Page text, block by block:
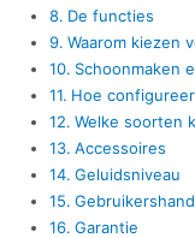
De functies
Waarom kiezen
Schoonmaken
Hoe
Welke soorten
Accessoires
Geluidsniveau
Garantie